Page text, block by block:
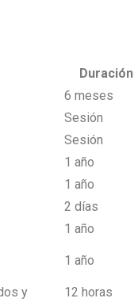
Duración
6 meses
Sesión
Sesión
1 año
1 año
2 días
1 año
1 año
y
12 horas